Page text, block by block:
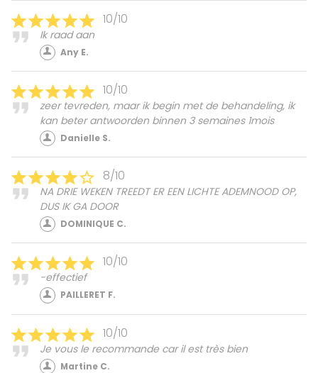
10/10
Ik raad aan
Any E.
10/10
zeer tevreden, maar ik begin met de behandeling, ik
kan beter antwoorden binnen 3 semaines 1mois
Danielle S.
8/10
NA DRIE WEKEN TREEDT ER EEN LICHTE ADEMNOOD OP,
DUS IK GA DOOR
DOMINIQUE C.
10/10
-effectief
PAILLERET F.
10/10
Je vous le recommande car il est très bien
Martine C.